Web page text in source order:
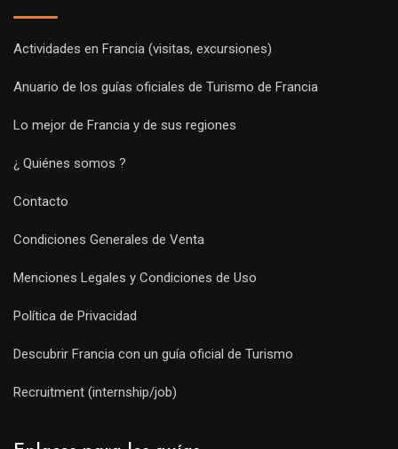
Actividades en Francia (visitas, excursiones)
Anuario de los guías oficiales de Turismo de Francia
Lo mejor de Francia y de sus regiones
¿ Quiénes somos ?
Contacto
Condiciones Generales de Venta
Menciones Legales y Condiciones de Uso
Política de Privacidad
Descubrir Francia con un guía oficial de Turismo
Recruitment (internship/job)